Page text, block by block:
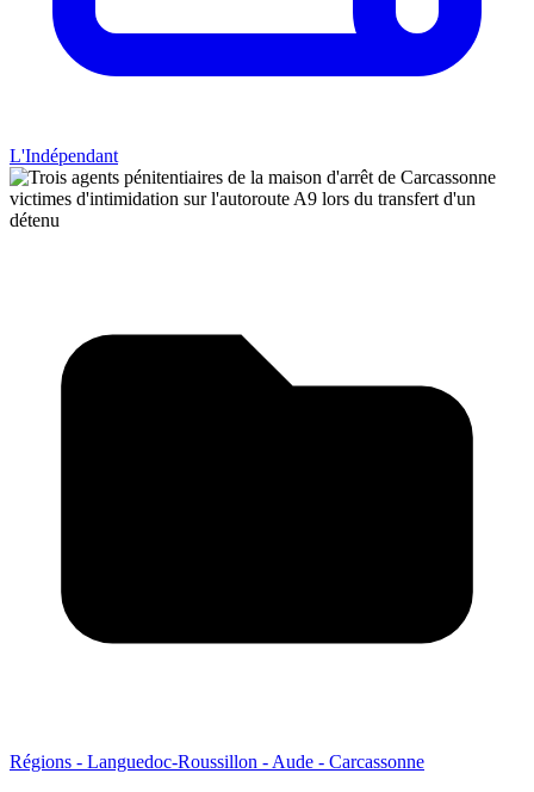
L'Indépendant
Régions - Languedoc-Roussillon - Aude - Carcassonne